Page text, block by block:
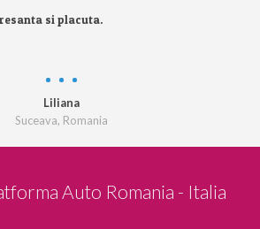
si placuta.
Liliana
Suceava, Romania
Auto Romania - Italia